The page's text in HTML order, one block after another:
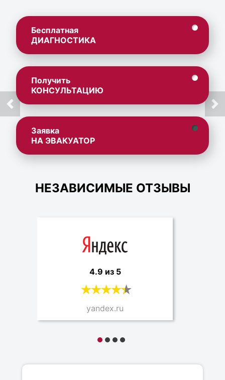
Бесплатная
ДИАГНОСТИКА
Получить
КОНСУЛЬТАЦИЮ
Заявка
НА ЭВАКУАТОР
НЕЗАВИСИМЫЕ ОТЗЫВЫ
4.9 из 5
yandex.ru